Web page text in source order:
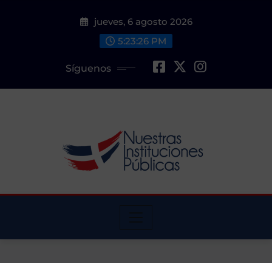
jueves, 6 agosto 2026
5:23:27 PM
Síguenos